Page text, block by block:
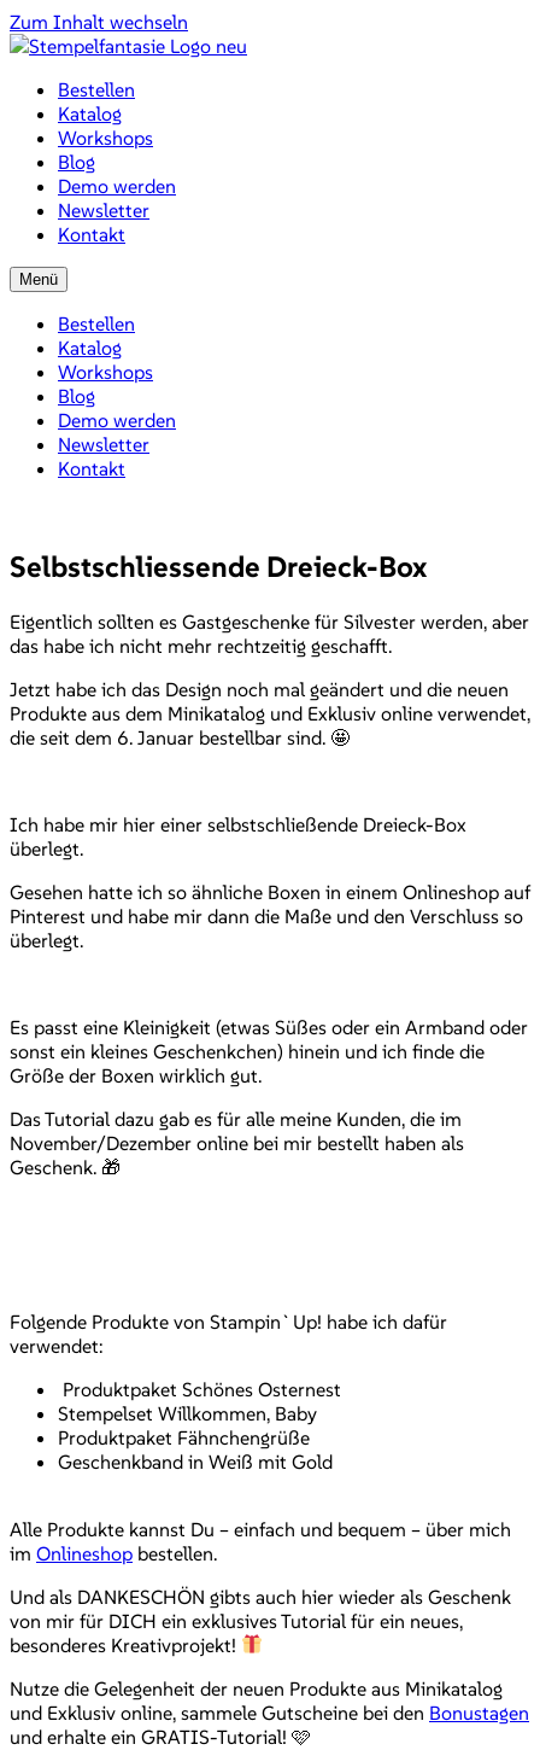
Zum Inhalt wechseln
Bestellen
Katalog
Workshops
Blog
Demo werden
Newsletter
Kontakt
Menü
Bestellen
Katalog
Workshops
Blog
Demo werden
Newsletter
Kontakt
Selbstschliessende Dreieck-Box
Eigentlich sollten es Gastgeschenke für Silvester werden, aber
das habe ich nicht mehr rechtzeitig geschafft.
Jetzt habe ich das Design noch mal geändert und die neuen
Produkte aus dem Minikatalog und Exklusiv online verwendet,
die seit dem 6. Januar bestellbar sind. 🤩
Ich habe mir hier einer selbstschließende Dreieck-Box
überlegt.
Gesehen hatte ich so ähnliche Boxen in einem Onlineshop auf
Pinterest und habe mir dann die Maße und den Verschluss so
überlegt.
Es passt eine Kleinigkeit (etwas Süßes oder ein Armband oder
sonst ein kleines Geschenkchen) hinein und ich finde die
Größe der Boxen wirklich gut.
Das Tutorial dazu gab es für alle meine Kunden, die im
November/Dezember online bei mir bestellt haben als
Geschenk. 🎁
Folgende Produkte von Stampin`Up! habe ich dafür
verwendet:
Produktpaket Schönes Osternest
Stempelset Willkommen, Baby
Produktpaket Fähnchengrüße
Geschenkband in Weiß mit Gold
Alle Produkte kannst Du – einfach und bequem – über mich
im Onlineshop bestellen.
Und als DANKESCHÖN gibts auch hier wieder als Geschenk
von mir für DICH ein exklusives Tutorial für ein neues,
besonderes Kreativprojekt!
Nutze die Gelegenheit der neuen Produkte aus Minikatalog
und Exklusiv online, sammele Gutscheine bei den Bonustagen
und erhalte ein GRATIS-Tutorial! 🩷